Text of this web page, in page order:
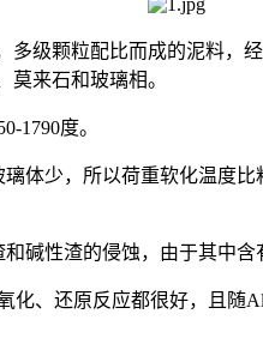
颗粒配比而成的泥料，
来石和玻璃相。
1790度。
少，所以荷重软化温度比
性渣的侵蚀，由于其中含
、还原反应都很好，且随